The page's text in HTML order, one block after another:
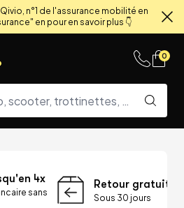
n°1 de l'assurance mobilité en
en pour en savoir plus 👇
0
4x
sans
Retour gratuit
Sous 30 jours